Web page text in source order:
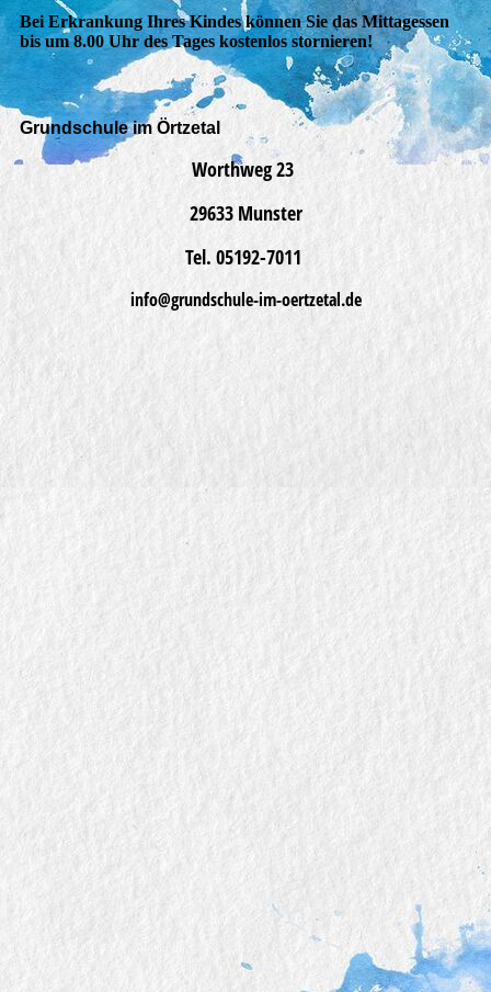
Bei Erkrankung Ihres Kindes können Sie das Mittagessen
bis um 8.00 Uhr des Tages kostenlos stornieren!
Grundschule im Örtzetal
Worthweg 23
29633 Munster
Tel. 05192-7011
info@grundschule-im-oertzetal.de